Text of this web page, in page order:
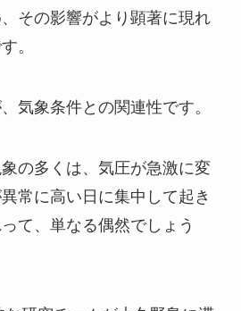
その影響がより顕著に現れ
。
気象条件との関連性です。
の多くは、気圧が急激に変
常に高い日に集中して起き
て、単なる偶然でしょう